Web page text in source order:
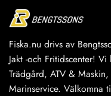
Fiska.nu drivs av
Jakt -och Fritidscenter!
Trädgård, ATV &
Marinservice. Välkomna